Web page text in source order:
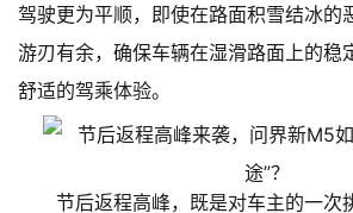
驾驶更为平顺，即使在路面积雪结冰的
游刃有余，确保车辆在湿滑路面上的稳
舒适的驾乘体验。
节后返程高峰，既是对车主的一次